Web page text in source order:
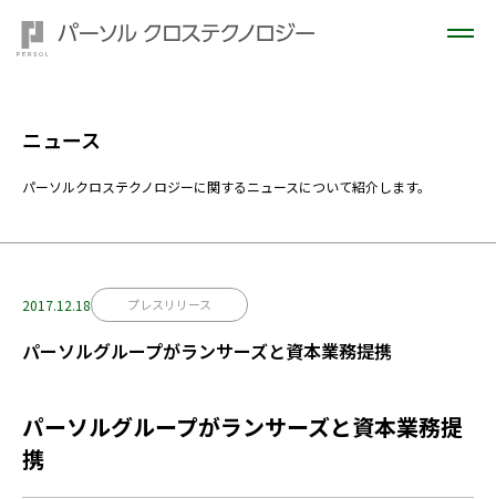
ニュース
パーソルクロステクノロジーに関するニュースについて紹介します。
2017.12.18 プレスリリース
パーソルグループがランサーズと資本業務提携
パーソルグループがランサーズと資本業務提
携